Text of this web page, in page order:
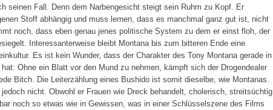
seinen Fall. Denn dem Narbengesicht steigt sein Ruhm zu Kopf. Er
Stoff abhängig und muss lernen, dass es manchmal ganz gut ist, nicht
noch, dass eben genau jenes politische System zu dem er einst floh, der
Interessanterweise bleibt Montana bis zum bitteren Ende eine
Es ist kein Wunder, dass der Charakter des Tony Montana gerade in
Ohne ein Blatt vor den Mund zu nehmen, kämpft sich der Drogendealer
Bitch. Die Leiterzählung eines Bushido ist somit dieselbe, wie Montanas.
nicht. Obwohl er Frauen wie Dreck behandelt, cholerisch, streitsüchtig
noch so etwas wie in Gewissen, was in einer Schlüsselszene des Films